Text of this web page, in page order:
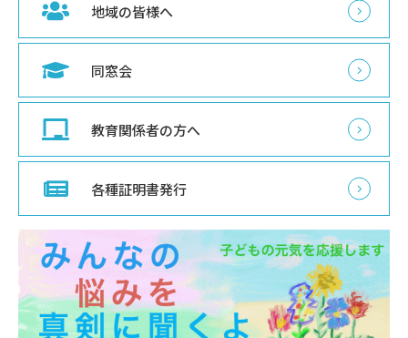
地域の皆様へ
同窓会
教育関係者の方へ
各種証明書発行